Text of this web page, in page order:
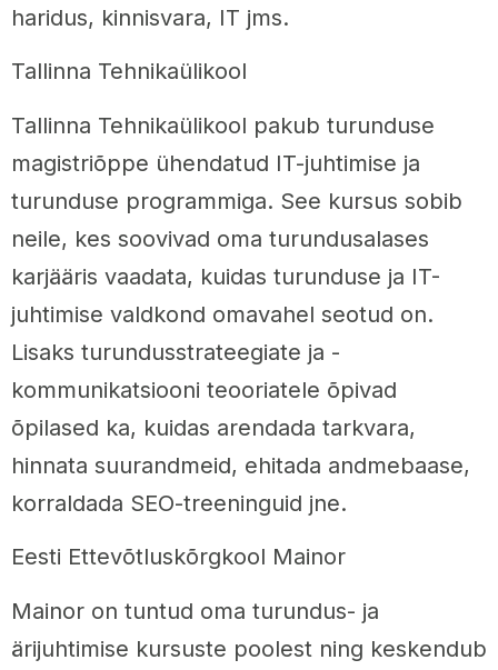
haridus, kinnisvara, IT jms.
Tallinna Tehnikaülikool
Tallinna Tehnikaülikool pakub turunduse
magistriõppe ühendatud IT-juhtimise ja
turunduse programmiga. See kursus sobib
neile, kes soovivad oma turundusalases
karjääris vaadata, kuidas turunduse ja IT-
juhtimise valdkond omavahel seotud on.
Lisaks turundusstrateegiate ja -
kommunikatsiooni teooriatele õpivad
õpilased ka, kuidas arendada tarkvara,
hinnata suurandmeid, ehitada andmebaase,
korraldada SEO-treeninguid jne.
Eesti Ettevõtluskõrgkool Mainor
Mainor on tuntud oma turundus- ja
ärijuhtimise kursuste poolest ning keskendub